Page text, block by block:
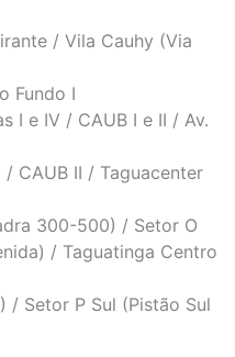
/ Vila Cauhy (Via
Fundo I
I e IV / CAUB I e II / Av.
/ CAUB II / Taguacenter
300-500) / Setor O
/ Taguatinga Centro
/ Setor P Sul (Pistão Sul